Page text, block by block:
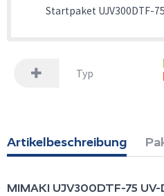
Startpaket UJV300DTF-75
Typ
Artikelbeschreibung
MIMAKI UJV300DTF-75